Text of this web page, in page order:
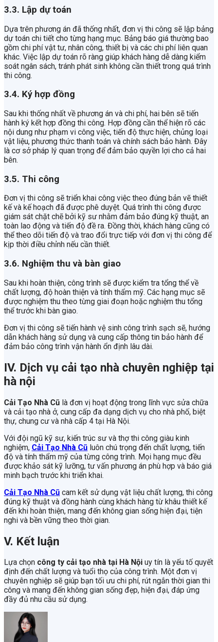
3.3. Lập dự toán
Dựa trên phương án đã thống nhất, đơn vị thi công sẽ lập bảng
dự toán chi tiết cho từng hạng mục. Bảng báo giá thường bao
gồm chi phí vật tư, nhân công, thiết bị và các chi phí liên quan
khác. Việc lập dự toán rõ ràng giúp khách hàng dễ dàng kiểm
soát ngân sách, tránh phát sinh không cần thiết trong quá trình
thi công.
3.4. Ký hợp đồng
Sau khi thống nhất về phương án và chi phí, hai bên sẽ tiến
hành ký kết hợp đồng thi công. Hợp đồng cần thể hiện rõ các
nội dung như phạm vi công việc, tiến độ thực hiện, chủng loại
vật liệu, phương thức thanh toán và chính sách bảo hành. Đây
là cơ sở pháp lý quan trọng để đảm bảo quyền lợi cho cả hai
bên.
3.5. Thi công
Đơn vị thi công sẽ triển khai công việc theo đúng bản vẽ thiết
kế và kế hoạch đã được phê duyệt. Quá trình thi công được
giám sát chặt chẽ bởi kỹ sư nhằm đảm bảo đúng kỹ thuật, an
toàn lao động và tiến độ đề ra. Đồng thời, khách hàng cũng có
thể theo dõi tiến độ và trao đổi trực tiếp với đơn vị thi công để
kịp thời điều chỉnh nếu cần thiết.
3.6. Nghiệm thu và bàn giao
Sau khi hoàn thiện, công trình sẽ được kiểm tra tổng thể về
chất lượng, độ hoàn thiện và tính thẩm mỹ. Các hạng mục sẽ
được nghiệm thu theo từng giai đoạn hoặc nghiệm thu tổng
thể trước khi bàn giao.
Đơn vị thi công sẽ tiến hành vệ sinh công trình sạch sẽ, hướng
dẫn khách hàng sử dụng và cung cấp thông tin bảo hành để
đảm bảo công trình vận hành ổn định lâu dài.
IV. Dịch vụ cải tạo nhà chuyên nghiệp tại
hà nội
Cải Tạo Nhà Cũ là đơn vị hoạt động trong lĩnh vực sửa chữa
và cải tạo nhà ở, cung cấp đa dạng dịch vụ cho nhà phố, biệt
thự, chung cư và nhà cấp 4 tại Hà Nội.
Với đội ngũ kỹ sư, kiến trúc sư và thợ thi công giàu kinh
nghiệm, Cải Tạo Nhà Cũ luôn chú trọng đến chất lượng, tiến
độ và tính thẩm mỹ của từng công trình. Mọi hạng mục đều
được khảo sát kỹ lưỡng, tư vấn phương án phù hợp và báo giá
minh bạch trước khi triển khai.
Cải Tạo Nhà Cũ cam kết sử dụng vật liệu chất lượng, thi công
đúng kỹ thuật và đồng hành cùng khách hàng từ khâu thiết kế
đến khi hoàn thiện, mang đến không gian sống hiện đại, tiện
nghi và bền vững theo thời gian.
V. Kết luận
Lựa chọn công ty cải tạo nhà tại Hà Nội uy tín là yếu tố quyết
định đến chất lượng và tuổi thọ của công trình. Một đơn vị
chuyên nghiệp sẽ giúp bạn tối ưu chi phí, rút ngắn thời gian thi
công và mang đến không gian sống đẹp, hiện đại, đáp ứng
đầy đủ nhu cầu sử dụng.